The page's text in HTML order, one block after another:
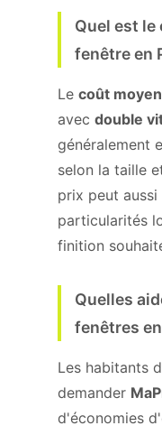
Quel est
fenêtre en
Le coût moyen
avec double
généralement
selon la taille
prix peut
particularités
finition
Quelles
fenêtres
Les habitants
demander
d'économies